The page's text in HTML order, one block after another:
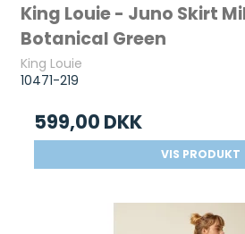
King Louie - Juno Skirt
Botanical Green
King Louie
10471-219
599,00 DKK
VIS PRODUKT